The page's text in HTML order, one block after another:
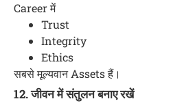
Career में
Trust
Integrity
Ethics
सबसे मूल्यवान Assets हैं।
12. जीवन में संतुलन बनाए रखें